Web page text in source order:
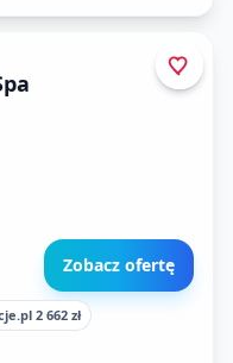
Zobacz ofertę
2 662 zł